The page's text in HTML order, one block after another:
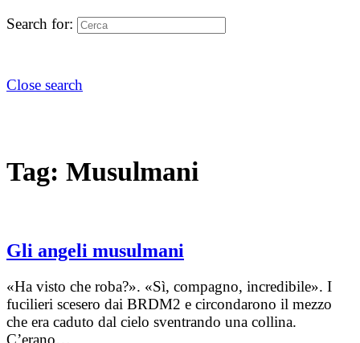
Search for:
Close search
Tag: Musulmani
Gli angeli musulmani
«Ha visto che roba?». «Sì, compagno, incredibile». I
fucilieri scesero dai BRDM2 e circondarono il mezzo
che era caduto dal cielo sventrando una collina.